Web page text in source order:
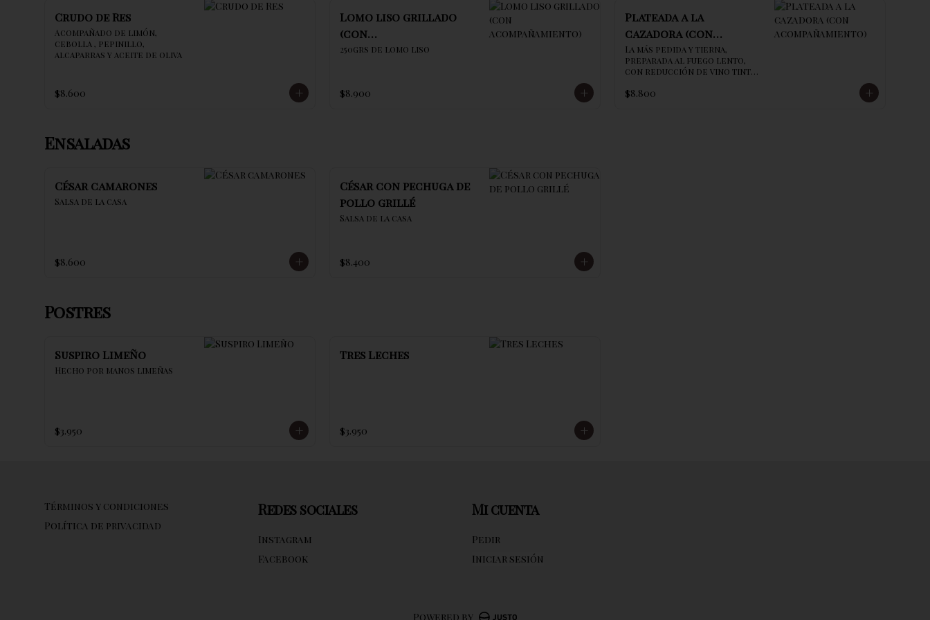
Crudo de Res
Acompañado de limón,
cebolla , pepinillo,
alcaparras y aceite de oliva
$8.600
Lomo liso grillado
(con
acompañamiento)
250grs de lomo liso
$8.900
Plateada a la
cazadora (con
acompañamiento)
La más pedida y tierna,
preparada al fuego lento,
con reducción de vino tinto,
la casa
$8.800
Ensaladas
César camarones
Salsa de la casa
$8.600
César con pechuga de
pollo grillé
Salsa de la casa
$8.400
Postres
Suspiro Limeño
Hecho por manos limeñas
$3.950
Tres Leches
$3.950
Términos y condiciones
Política de privacidad
Redes sociales
Instagram
Facebook
Mi cuenta
Pedir
Iniciar sesión
Powered by